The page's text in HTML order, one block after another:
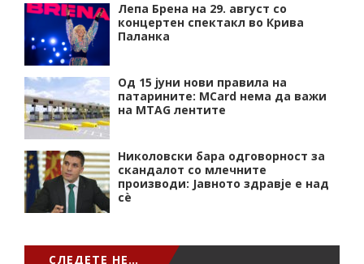
Лепа Брена на 29. август со
концертен спектакл во Крива
Паланка
Од 15 јуни нови правила на
патарините: MCard нема да важи
на MTAG лентите
Николовски бара одговорност за
скандалот со млечните
производи: Јавното здравје е над
сѐ
СЛЕДЕТЕ НЕ…